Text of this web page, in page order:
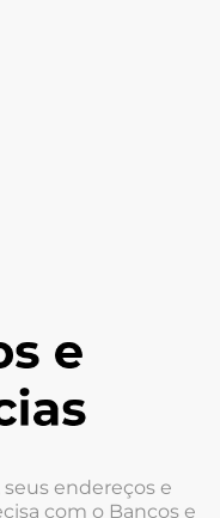
endereços e
com o Bancos e